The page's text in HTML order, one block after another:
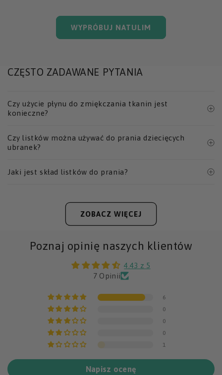
WYPRÓBUJ NATULIM
CZĘSTO ZADAWANE PYTANIA
Czy użycie płynu do zmiękczania tkanin jest
konieczne?
Czy listków można używać do prania dziecięcych
ubranek?
Jaki jest skład listków do prania?
ZOBACZ WIĘCEJ
Poznaj opinię naszych klientów
4.43 z 5
7 Opinii
6
0
0
0
1
Napisz ocenę